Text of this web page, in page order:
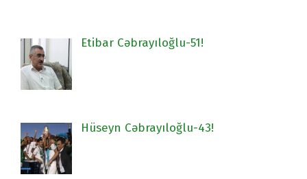
Etibar Cəbrayıloğlu-51!
Hüseyn Cəbrayıloğlu-43!